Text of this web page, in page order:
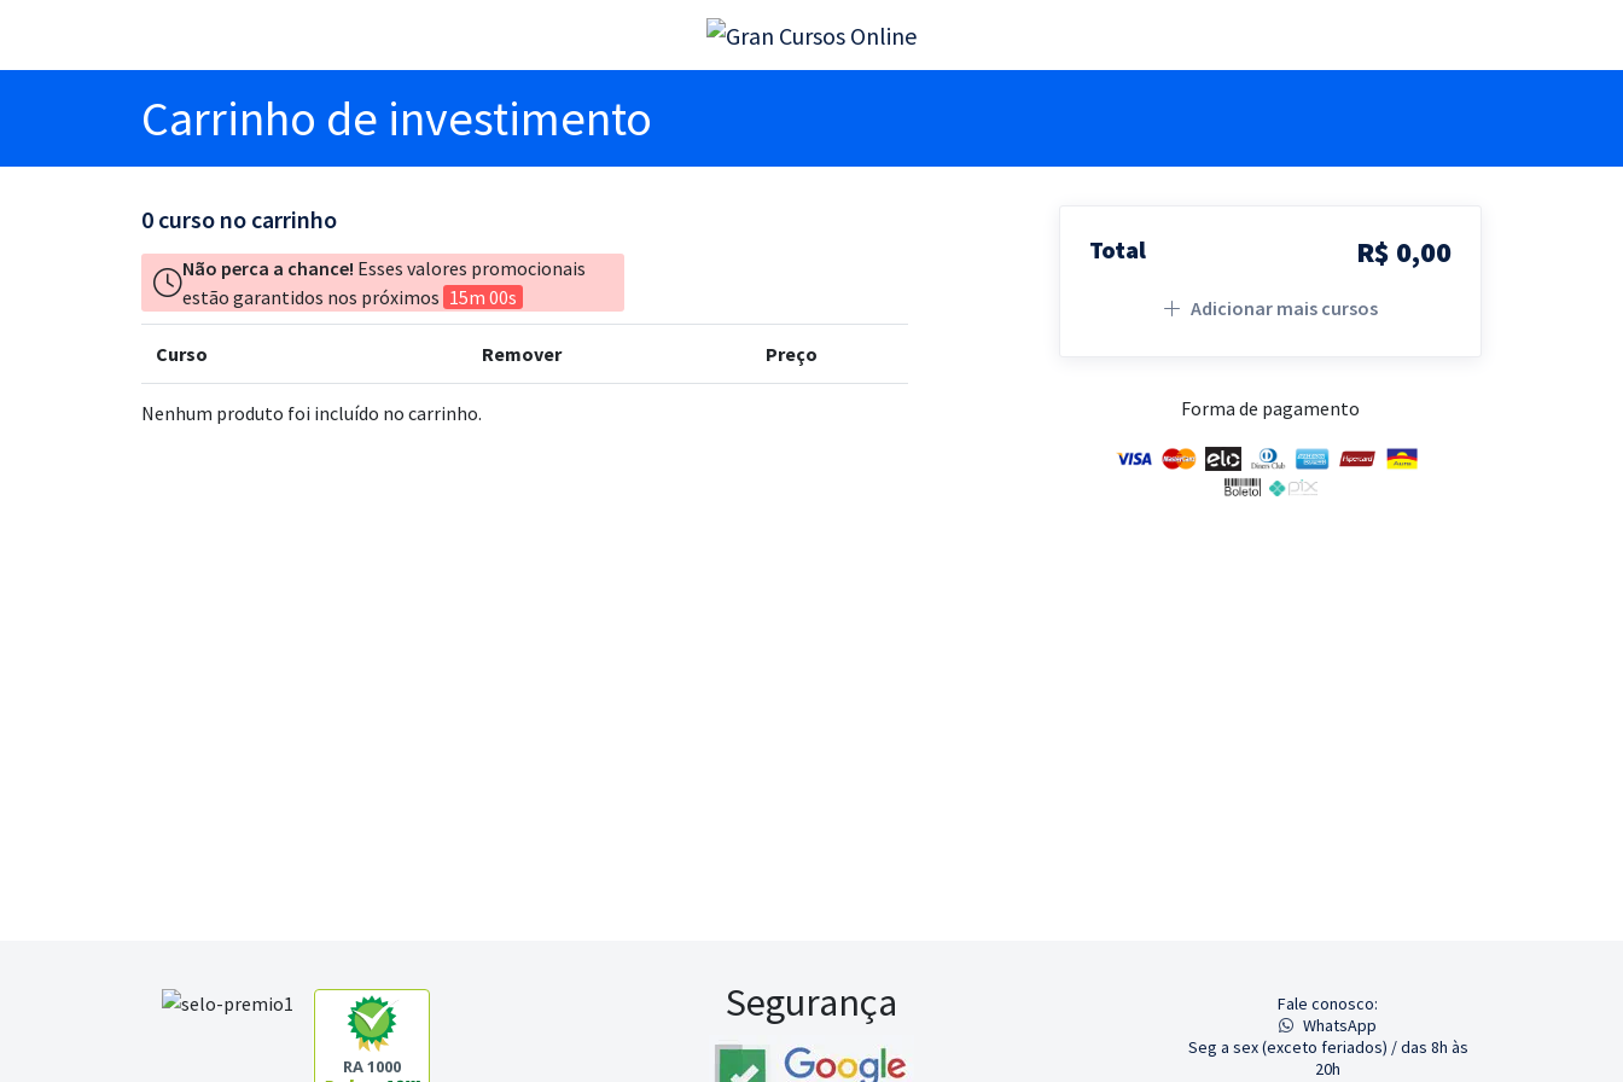
Carrinho de investimento
0 curso no carrinho
Não perca a chance! Esses valores promocionais
estão garantidos nos próximos 15m 00s
Curso Remover Preço
Nenhum produto foi incluído no carrinho.
Total R$ 0,00
Adicionar mais cursos
Forma de pagamento
RA 1000
Segurança
Fale conosco:
WhatsApp
Seg a sex (exceto feriados) / das 8h às
20h